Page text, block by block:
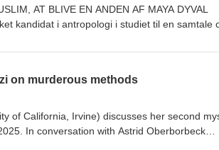
kontaktes på LinkedIn eller via mail:
af Antropologforeningen, og værterne er Anna
AT BLIVE EN ANDEN AF MAYA DYVAL
kandidat i antropologi i studiet til en samtale
om etnisk danske kvinders oplevelser med at
øje på noget, man ikke så før. Hvis I ønsker
email: maya@dyval.dk Podcasten
og Amalie Rørholm Vestergaard
on murderous methods
of California, Irvine) discusses her second
In conversation with Astrid Oberborbeck